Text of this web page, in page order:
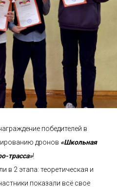
победителей в
дронов «Школьная
трасса»!
в 2 этапа: теоретическая и
показали всё свое